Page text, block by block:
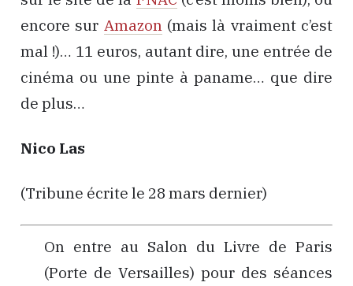
encore sur Amazon(mais là vraiment c’est
mal !)… 11 euros, autant dire, une entrée de
cinéma ou une pinte à paname… que dire
de plus…
Nico Las
(Tribune écrite le 28 mars dernier)
On entre au Salon du Livre de Paris
(Porte de Versailles) pour des séances